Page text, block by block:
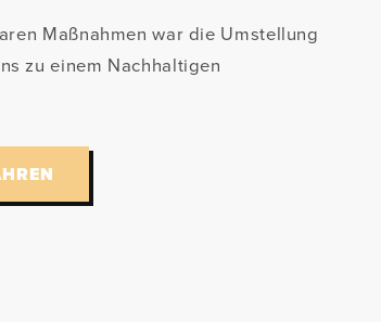
Maßnahmen war die Umstellung
zu einem Nachhaltigen